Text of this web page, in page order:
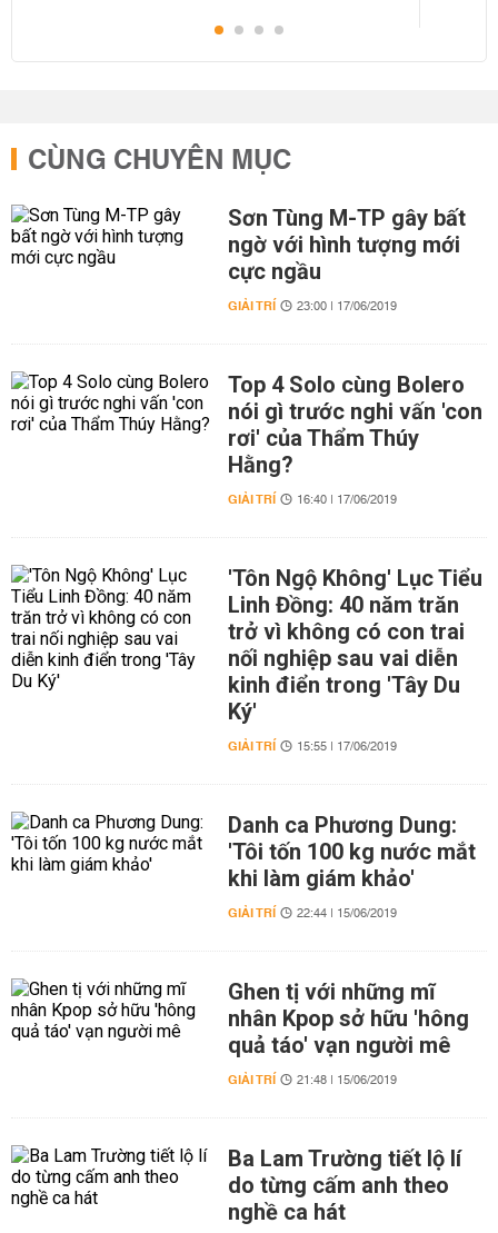
CÙNG CHUYÊN MỤC
Sơn Tùng M-TP gây bất
ngờ với hình tượng mới
cực ngầu
GIẢI TRÍ 23:00 | 17/06/2019
Top 4 Solo cùng Bolero
nói gì trước nghi vấn 'con
rơi' của Thẩm Thúy
Hằng?
GIẢI TRÍ 16:40 | 17/06/2019
'Tôn Ngộ Không' Lục Tiểu
Linh Đồng: 40 năm trăn
trở vì không có con trai
nối nghiệp sau vai diễn
kinh điển trong 'Tây Du
Ký'
GIẢI TRÍ 15:55 | 17/06/2019
Danh ca Phương Dung:
'Tôi tốn 100 kg nước mắt
khi làm giám khảo'
GIẢI TRÍ 22:44 | 15/06/2019
Ghen tị với những mĩ
nhân Kpop sở hữu 'hông
quả táo' vạn người mê
GIẢI TRÍ 21:48 | 15/06/2019
Ba Lam Trường tiết lộ lí
do từng cấm anh theo
nghề ca hát